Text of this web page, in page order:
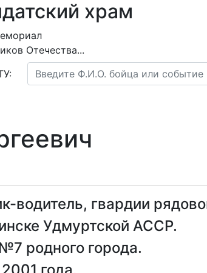
храм
Отечества...
водитель, гвардии
Удмуртской АССР.
родного города.